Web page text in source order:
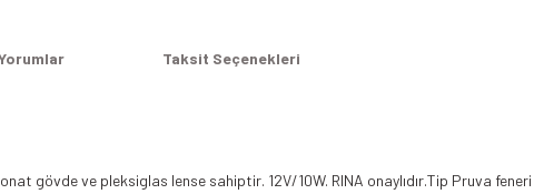
Taksit Seçenekleri
gövde ve pleksiglas lense sahiptir. 12V/10W. RINA onaylıdır.Tip Pruva feneri